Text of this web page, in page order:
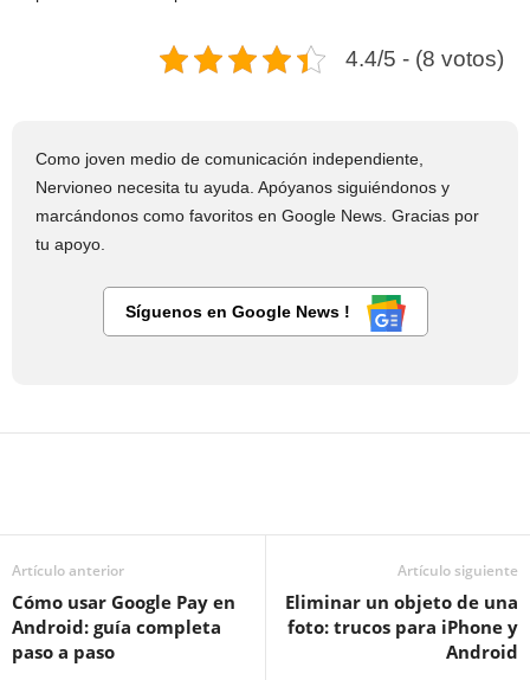
4.4/5 - (8 votos)
Como joven medio de comunicación independiente,
Nervioneo necesita tu ayuda. Apóyanos siguiéndonos y
marcándonos como favoritos en Google News. Gracias por
tu apoyo.
Síguenos en Google News !
Artículo anterior
Cómo usar Google Pay en
Android: guía completa
paso a paso
Artículo siguiente
Eliminar un objeto de una
foto: trucos para iPhone y
Android